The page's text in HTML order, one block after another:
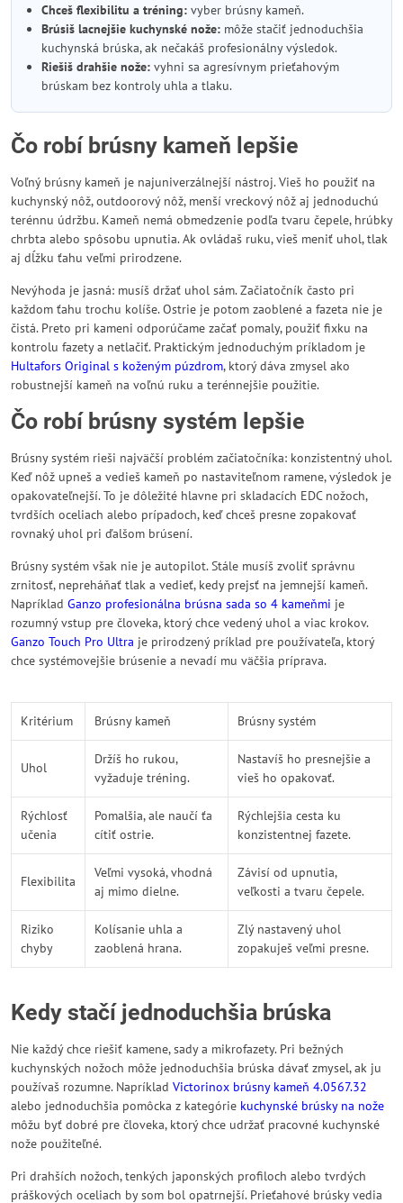
Chceš flexibilitu a tréning: vyber brúsny kameň.
Brúsiš lacnejšie kuchynské nože: môže stačiť jednoduchšia
kuchynská brúska, ak nečakáš profesionálny výsledok.
Riešiš drahšie nože: vyhni sa agresívnym prieťahovým
brúskam bez kontroly uhla a tlaku.
Čo robí brúsny kameň lepšie
Voľný brúsny kameň je najuniverzálnejší nástroj. Vieš ho použiť na
kuchynský nôž, outdoorový nôž, menší vreckový nôž aj jednoduchú
terénnu údržbu. Kameň nemá obmedzenie podľa tvaru čepele, hrúbky
chrbta alebo spôsobu upnutia. Ak ovládaš ruku, vieš meniť uhol, tlak
aj dĺžku ťahu veľmi prirodzene.
Nevýhoda je jasná: musíš držať uhol sám. Začiatočník často pri
každom ťahu trochu kolíše. Ostrie je potom zaoblené a fazeta nie je
čistá. Preto pri kameni odporúčame začať pomaly, použiť fixku na
kontrolu fazety a netlačiť. Praktickým jednoduchým príkladom je
Hultafors Original s koženým púzdrom, ktorý dáva zmysel ako
robustnejší kameň na voľnú ruku a terénnejšie použitie.
Čo robí brúsny systém lepšie
Brúsny systém rieši najväčší problém začiatočníka: konzistentný uhol.
Keď nôž upneš a vedieš kameň po nastaviteľnom ramene, výsledok je
opakovateľnejší. To je dôležité hlavne pri skladacích EDC nožoch,
tvrdších oceliach alebo prípadoch, keď chceš presne zopakovať
rovnaký uhol pri ďalšom brúsení.
Brúsny systém však nie je autopilot. Stále musíš zvoliť správnu
zrnitosť, nepreháňať tlak a vedieť, kedy prejsť na jemnejší kameň.
Napríklad Ganzo profesionálna brúsna sada so 4 kameňmi je
rozumný vstup pre človeka, ktorý chce vedený uhol a viac krokov.
Ganzo Touch Pro Ultra je prirodzený príklad pre používateľa, ktorý
chce systémovejšie brúsenie a nevadí mu väčšia príprava.
Kritérium Brúsny kameň Brúsny systém
Uhol
Držíš ho rukou,
vyžaduje tréning.
Nastavíš ho presnejšie a
vieš ho opakovať.
Rýchlosť
učenia
Pomalšia, ale naučí ťa
cítiť ostrie.
Rýchlejšia cesta ku
konzistentnej fazete.
Flexibilita
Veľmi vysoká, vhodná
aj mimo dielne.
Závisí od upnutia,
veľkosti a tvaru čepele.
Riziko
chyby
Kolísanie uhla a
zaoblená hrana.
Zlý nastavený uhol
zopakuješ veľmi presne.
Kedy stačí jednoduchšia brúska
Nie každý chce riešiť kamene, sady a mikrofazety. Pri bežných
kuchynských nožoch môže jednoduchšia brúska dávať zmysel, ak ju
používaš rozumne. Napríklad Victorinox brúsny kameň 4.0567.32
alebo jednoduchšia pomôcka z kategórie kuchynské brúsky na nože
môžu byť dobré pre človeka, ktorý chce udržať pracovné kuchynské
nože použiteľné.
Pri drahších nožoch, tenkých japonských profiloch alebo tvrdých
práškových oceliach by som bol opatrnejší. Prieťahové brúsky vedia